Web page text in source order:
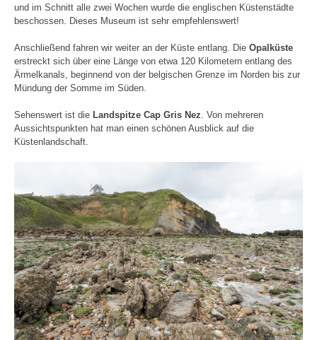
und im Schnitt alle zwei Wochen wurde die englischen Küstenstädte
beschossen. Dieses Museum ist sehr empfehlenswert!
Anschließend fahren wir weiter an der Küste entlang. Die Opalküste
erstreckt sich über eine Länge von etwa 120 Kilometern entlang des
Ärmelkanals, beginnend von der belgischen Grenze im Norden bis zur
Mündung der Somme im Süden.
Sehenswert ist die Landspitze Cap Gris Nez. Von mehreren
Aussichtspunkten hat man einen schönen Ausblick auf die
Küstenlandschaft.